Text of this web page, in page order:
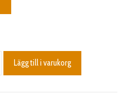
Fuse
5A
Lägg till i varukorg